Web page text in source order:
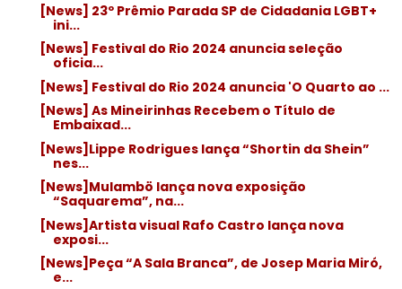
[News] 23º Prêmio Parada SP de Cidadania LGBT+
ini...
[News] Festival do Rio 2024 anuncia seleção
oficia...
[News] Festival do Rio 2024 anuncia 'O Quarto ao ...
[News] As Mineirinhas Recebem o Título de
Embaixad...
[News]Lippe Rodrigues lança “Shortin da Shein”
nes...
[News]Mulambö lança nova exposição
“Saquarema”, na...
[News]Artista visual Rafo Castro lança nova
exposi...
[News]Peça “A Sala Branca”, de Josep Maria Miró,
e...